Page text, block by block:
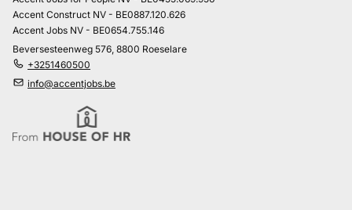
Accent Construct NV - BE0887.120.626
Accent Jobs NV - BE0654.755.146
Beversesteenweg 576, 8800 Roeselare
+3251460500
info@accentjobs.be